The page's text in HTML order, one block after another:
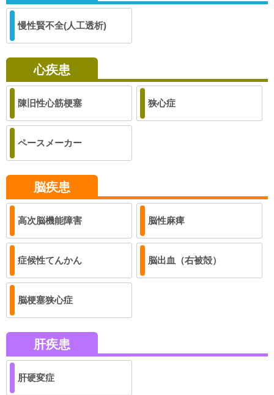
慢性賢不全(人工透析)
心疾患
陳旧性心筋梗塞 狭心症
ペースメーカー
脳疾患
高次脳機能障害 脳性麻痺
症候性てんかん 脳出血（右被殻）
脳梗塞狭心症
肝疾患
肝硬変症